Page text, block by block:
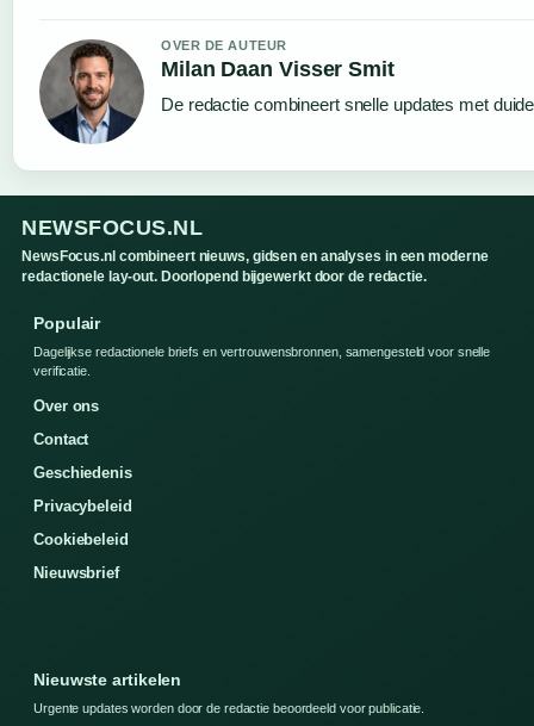
OVER DE AUTEUR
Milan Daan Visser Smit
De redactie combineert snelle updates met
NEWSFOCUS.NL
NewsFocus.nl combineert nieuws, gidsen en analyses in een moderne
redactionele lay-out. Doorlopend bijgewerkt door de redactie.
Populair
Dagelijkse redactionele briefs en vertrouwensbronnen, samengesteld voor snelle
verificatie.
Over ons
Contact
Geschiedenis
Privacybeleid
Cookiebeleid
Nieuwsbrief
Nieuwste artikelen
Urgente updates worden door de redactie beoordeeld voor publicatie.